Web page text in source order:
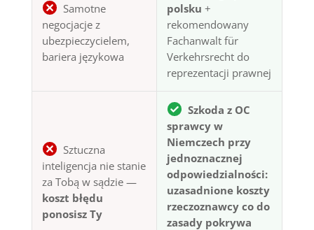
Samotne
negocjacje z
ubezpieczycielem,
bariera językowa
polsku +
rekomendowany
Fachanwalt für
Verkehrsrecht do
reprezentacji prawnej
Sztuczna
inteligencja nie stanie
za Tobą w sądzie —
koszt błędu
ponosisz Ty
Szkoda z OC
sprawcy w
Niemczech przy
jednoznacznej
odpowiedzialności:
uzasadnione koszty
rzeczoznawcy co do
zasady pokrywa